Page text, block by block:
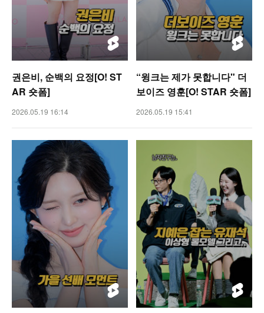
권은비, 순백의 요정[O! ST
AR 숏폼]
2026.05.19 16:14
“윙크는 제가 못합니다" 더
보이즈 영훈[O! STAR 숏폼]
2026.05.19 15:41